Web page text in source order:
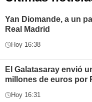
Yan Diomande, a un
Real Madrid
Hoy 16:38
El Galatasaray envió
millones de euros por
Hoy 16:31